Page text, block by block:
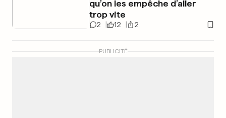
qu’on les empêche d’aller
trop vite
2 12 2
PUBLICITÉ